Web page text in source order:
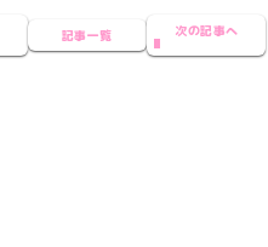
記事一覧 次の記事へ